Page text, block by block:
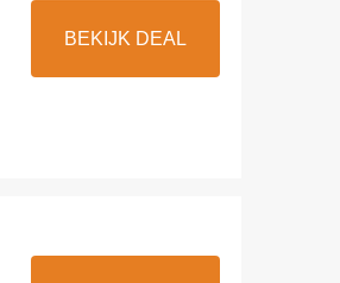
BEKIJK DEAL